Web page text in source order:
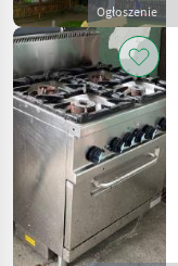
Ogłoszenie